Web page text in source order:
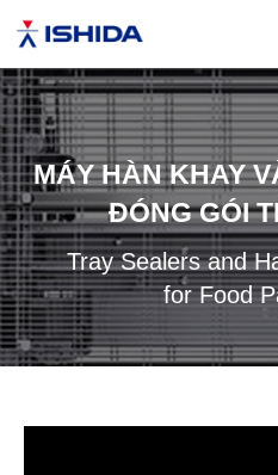
MÁY HÀN KHAY
ĐÓNG GÓI
Tray Sealers and
for Food